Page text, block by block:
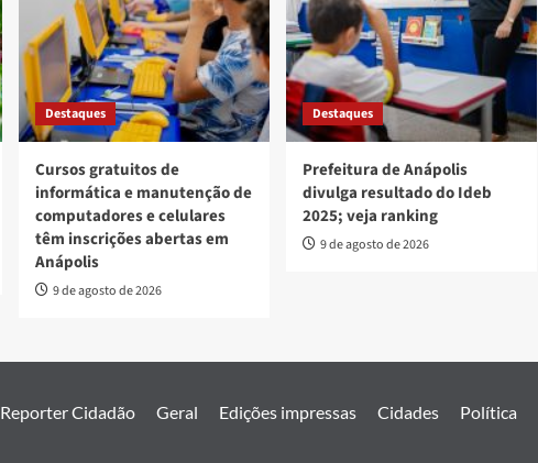
Destaques
Cursos gratuitos de
informática e manutenção de
computadores e celulares
têm inscrições abertas em
Anápolis
9 de agosto de 2026
Destaques
Prefeitura de Anápolis
divulga resultado do Ideb
2025; veja ranking
9 de agosto de 2026
Reporter Cidadão Geral Edições impressas Cidades Política